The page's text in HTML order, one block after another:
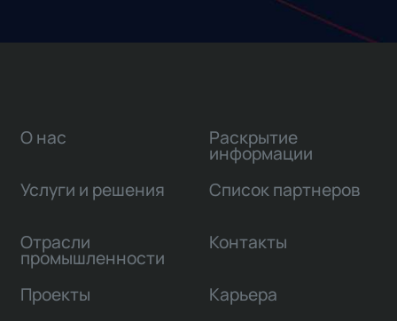
О нас
Услуги и решения
Отрасли
промышленности
Проекты
Раскрытие
информации
Список партнеров
Контакты
Карьера